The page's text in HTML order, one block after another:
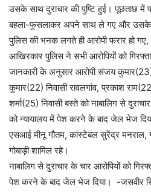
उसके साथ दुराचार की पुष्टि हुई। पूछताछ में
बहला-फुसलाकर अपने साथ ले गए और उसके
पुलिस की भनक लगते ही आरोपी फरार हो
आखिरकार पुलिस ने सभी आरोपियों को
जानकारी के अनुसार आरोपी संजय कुमार(23)
कुमार(22) निवासी रावलगांव, प्रकाश
शर्मा(25) निवासी बस्ते को नाबालिग से
को न्यायालय में पेश करने के बाद जेल भेज
एसआई मीनू गौतम, कांस्टेबल सुरेंद्र मनराल,
गोबाड़ी शामिल रहे।
नाबालिग से दुराचार के चार आरोपियों को
पेश करने के बाद जेल भेज दिया। -जसवीर